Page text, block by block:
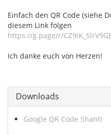
Einfach den QR Code (siehe
diesem Link folgen
https://g.page/r/
Ich danke euch von Herzen!
Downloads
Google QR Code Shanti